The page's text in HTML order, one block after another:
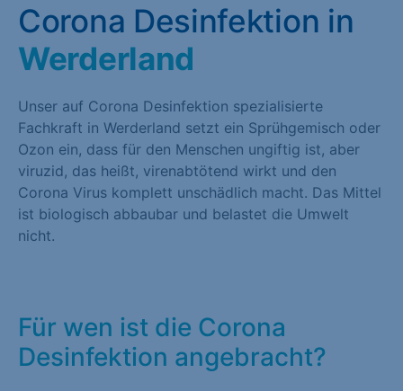
Corona Desinfektion in
Werderland
Unser auf Corona Desinfektion spezialisierte
Fachkraft in Werderland setzt ein Sprühgemisch oder
Ozon ein, dass für den Menschen ungiftig ist, aber
viruzid, das heißt, virenabtötend wirkt und den
Corona Virus komplett unschädlich macht. Das Mittel
ist biologisch abbaubar und belastet die Umwelt
nicht.
Für wen ist die Corona
Desinfektion angebracht?